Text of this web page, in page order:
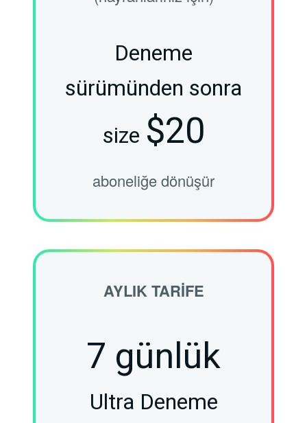
Deneme
sürümünden sonra
size $20
aboneliğe dönüşür
AYLIK TARIFE
7 günlük
Ultra Deneme